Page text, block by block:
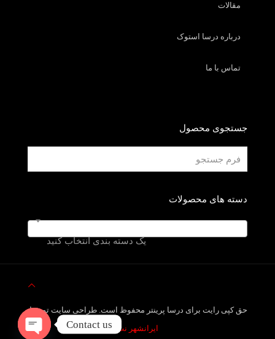
مقالات
درباره درسا استوک
تماس با ما
جستجوی محصول
دسته های محصولات
یک دسته بندی انتخاب کنید
حق کپی رایت برای درسا پرینتر محفوظ است. طراحی سایت توسط
ایرانشهر نت
Contact us